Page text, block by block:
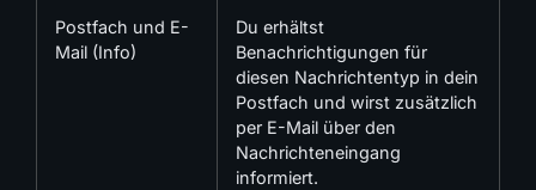
Postfach und E-
Mail (Info)
Du erhältst
Benachrichtigungen für
diesen Nachrichtentyp in dein
Postfach und wirst zusätzlich
per E-Mail über den
Nachrichteneingang
informiert.